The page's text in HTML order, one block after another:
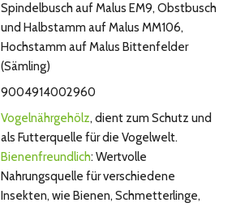
Spindelbusch auf Malus EM9, Obstbusch
und Halbstamm auf Malus MM106,
Hochstamm auf Malus Bittenfelder
(Sämling)
9004914002960
Vogelnährgehölz, dient zum Schutz und
als Futterquelle für die Vogelwelt.
Bienenfreundlich: Wertvolle
Nahrungsquelle für verschiedene
Insekten, wie Bienen, Schmetterlinge,